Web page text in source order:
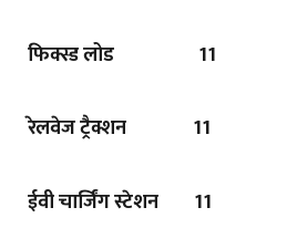
फिक्स्ड लोड 11
रेलवेज ट्रैक्शन 11
ईवी चार्जिंग स्टेशन 11